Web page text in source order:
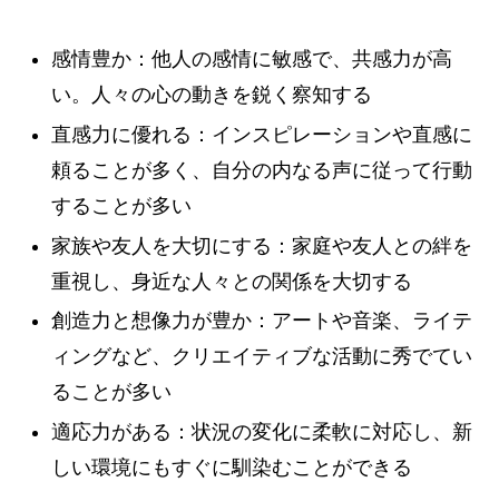
感情豊か：他人の感情に敏感で、共感力が高
い。人々の心の動きを鋭く察知する
直感力に優れる：インスピレーションや直感に
頼ることが多く、自分の内なる声に従って行動
することが多い
家族や友人を大切にする：家庭や友人との絆を
重視し、身近な人々との関係を大切する
創造力と想像力が豊か：アートや音楽、ライテ
ィングなど、クリエイティブな活動に秀でてい
ることが多い
適応力がある：状況の変化に柔軟に対応し、新
しい環境にもすぐに馴染むことができる